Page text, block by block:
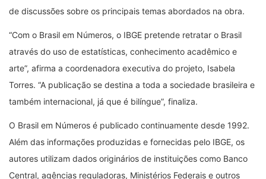
de discussões sobre os principais temas abordados na obra.
“Com o Brasil em Números, o IBGE pretende retratar o Brasil
através do uso de estatísticas, conhecimento acadêmico e
arte”, afirma a coordenadora executiva do projeto, Isabela
Torres. “A publicação se destina a toda a sociedade brasileira e
também internacional, já que é bilíngue”, finaliza.
O Brasil em Números é publicado continuamente desde 1992.
Além das informações produzidas e fornecidas pelo IBGE, os
autores utilizam dados originários de instituições como Banco
Central, agências reguladoras, Ministérios Federais e outros